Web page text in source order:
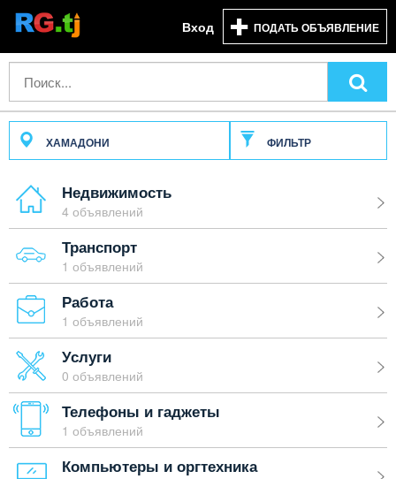
Вход ПОДАТЬ ОБЪЯВЛЕНИЕ
ХАМАДОНИ ФИЛЬТР
Недвижимость
4 объявлений
Транспорт
1 объявлений
Работа
1 объявлений
Услуги
0 объявлений
Телефоны и гаджеты
1 объявлений
Компьютеры и оргтехника